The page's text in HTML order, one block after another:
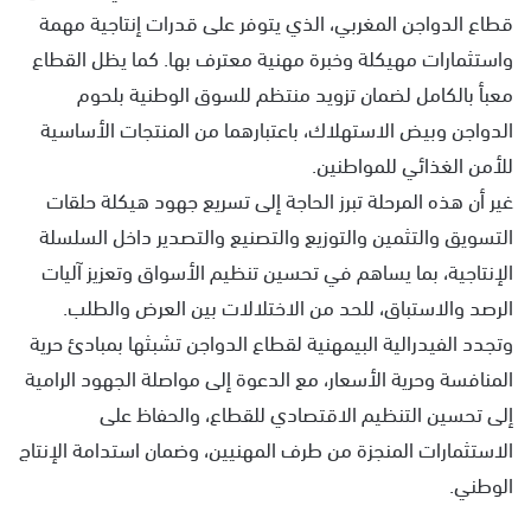
قطاع الدواجن المغربي، الذي يتوفر على قدرات إنتاجية مهمة
واستثمارات مهيكلة وخبرة مهنية معترف بها. كما يظل القطاع
معبأ بالكامل لضمان تزويد منتظم للسوق الوطنية بلحوم
الدواجن وبيض الاستهلاك، باعتبارهما من المنتجات الأساسية
للأمن الغذائي للمواطنين.
غير أن هذه المرحلة تبرز الحاجة إلى تسريع جهود هيكلة حلقات
التسويق والتثمين والتوزيع والتصنيع والتصدير داخل السلسلة
الإنتاجية، بما يساهم في تحسين تنظيم الأسواق وتعزيز آليات
الرصد والاستباق، للحد من الاختلالات بين العرض والطلب.
وتجدد الفيدرالية البيمهنية لقطاع الدواجن تشبثها بمبادئ حرية
المنافسة وحرية الأسعار، مع الدعوة إلى مواصلة الجهود الرامية
إلى تحسين التنظيم الاقتصادي للقطاع، والحفاظ على
الاستثمارات المنجزة من طرف المهنيين، وضمان استدامة الإنتاج
الوطني.